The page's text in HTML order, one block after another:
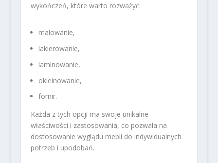
wykończeń, które warto rozważyć:
malowanie,
lakierowanie,
laminowanie,
okleinowanie,
fornir.
Każda z tych opcji ma swoje unikalne
właściwości i zastosowania, co pozwala na
dostosowanie wyglądu mebli do indywidualnych
potrzeb i upodobań.